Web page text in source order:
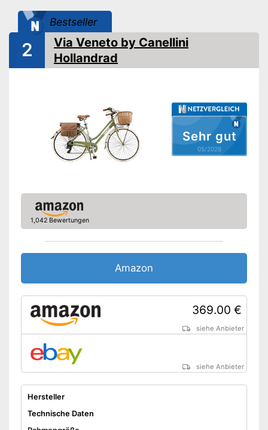
Erhältliche Farben
-
Grün
Anzahl Gänge 3
Handbremse
Beleuchtung
Tiefer Einstieg
Gepäckträger
Vorteile
Mit integrierter Beleuchtung
Nachteile
Amazon Lieferzeit
Bestseller
Sehr gut
05/2026
2
Via Veneto by Canellini
Hollandrad
1,042 Bewertungen
Amazon
369.00 €
siehe Anbieter
siehe Anbieter
Hersteller
Technische Daten